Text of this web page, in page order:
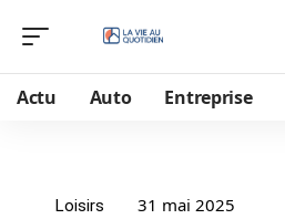
Actu Auto Entreprise
Loisirs 31 mai 2025